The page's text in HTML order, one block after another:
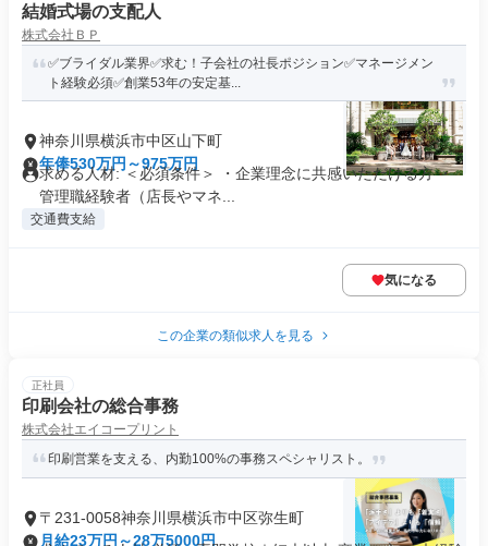
結婚式場の支配人
株式会社ＢＰ
✅ブライダル業界✅求む！子会社の社長ポジション✅マネージメン
ト経験必須✅創業53年の安定基...
神奈川県横浜市中区山下町
年俸530万円～975万円
求める人材: ＜必須条件＞ ・企業理念に共感いただける方 ・
管理職経験者（店長やマネ...
交通費支給
気になる
この企業の類似求人を見る
正社員
印刷会社の総合事務
株式会社エイコープリント
印刷営業を支える、内勤100%の事務スペシャリスト。
〒231-0058神奈川県横浜市中区弥生町
月給23万円～28万5000円